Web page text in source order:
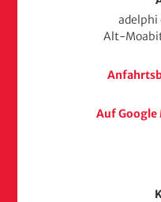
t
adelphi
Alt-
Auf Google